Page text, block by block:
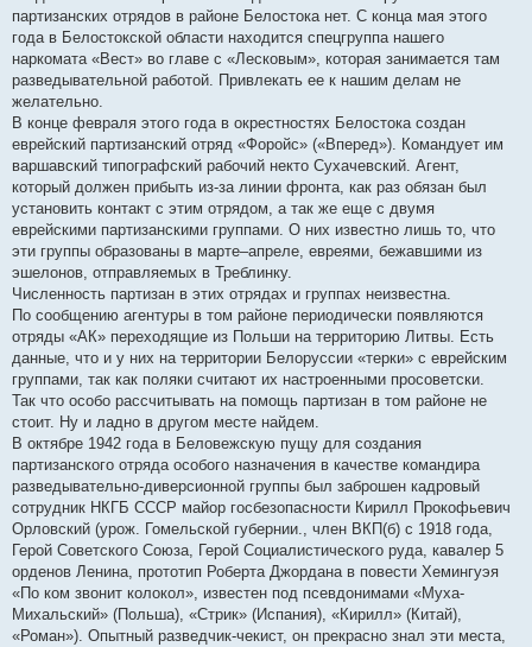
партизанских отрядов в районе Белостока нет. С конца мая этого
года в Белостокской области находится спецгруппа нашего
наркомата «Вест» во главе с «Лесковым», которая занимается там
разведывательной работой. Привлекать ее к нашим делам не
желательно.
В конце февраля этого года в окрестностях Белостока создан
еврейский партизанский отряд «Форойс» («Вперед»). Командует им
варшавский типографский рабочий некто Сухачевский. Агент,
который должен прибыть из-за линии фронта, как раз обязан был
установить контакт с этим отрядом, а так же еще с двумя
еврейскими партизанскими группами. О них известно лишь то, что
эти группы образованы в марте–апреле, евреями, бежавшими из
эшелонов, отправляемых в Треблинку.
Численность партизан в этих отрядах и группах неизвестна.
По сообщению агентуры в том районе периодически появляются
отряды «АК» переходящие из Польши на территорию Литвы. Есть
данные, что и у них на территории Белоруссии «терки» с еврейским
группами, так как поляки считают их настроенными просоветски.
Так что особо рассчитывать на помощь партизан в том районе не
стоит. Ну и ладно в другом месте найдем.
В октябре 1942 года в Беловежскую пущу для создания
партизанского отряда особого назначения в качестве командира
разведывательно-диверсионной группы был заброшен кадровый
сотрудник НКГБ СССР майор госбезопасности Кирилл Прокофьевич
Орловский (урож. Гомельской губернии., член ВКП(б) с 1918 года,
Герой Советского Союза, Герой Социалистического руда, кавалер 5
орденов Ленина, прототип Роберта Джордана в повести Хемингуэя
«По ком звонит колокол», известен под псевдонимами «Муха-
Михальский» (Польша), «Стрик» (Испания), «Кирилл» (Китай),
«Роман»). Опытный разведчик-чекист, он прекрасно знал эти места,